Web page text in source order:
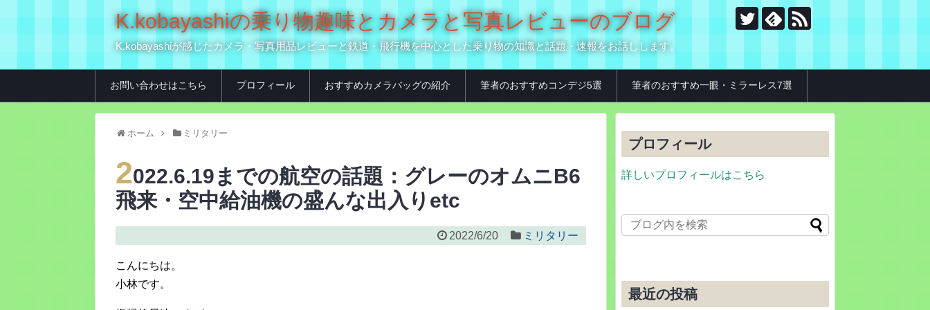
K.kobayashiの乗り物趣味とカメラと写真レビューのブログ
K.kobayashiが感じたカメラ・写真用品レビューと鉄道・飛行機を中心とした乗り物の知識と話題・速報をお話しします。
お問い合わせはこちら プロフィール おすすめカメラバッグの紹介 筆者のおすすめコンデジ5選 筆者のおすすめ一眼・ミラーレス7選
ホーム ミリタリー
2022.6.19までの航空の話題：グレーのオムニB6
飛来・空中給油機の盛んな出入りetc
2022/6/20 ミリタリー
こんにちは。
小林です。
プロフィール
詳しいプロフィールはこちら
最近の投稿